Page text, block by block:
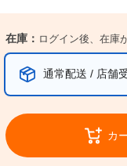
在庫： ログイン後、在庫
通常配送 / 店舗
カ